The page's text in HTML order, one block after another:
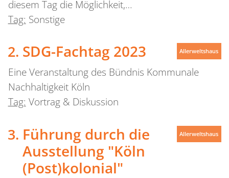
diesem Tag die Möglichkeit,…
Tag: Sonstige
SDG-Fachtag 2023
Eine Veranstaltung des Bündnis Kommunale
Nachhaltigkeit Köln
Tag: Vortrag & Diskussion
Allerweltshaus
Führung durch die
Ausstellung "Köln
(Post)kolonial"
Allerweltshaus